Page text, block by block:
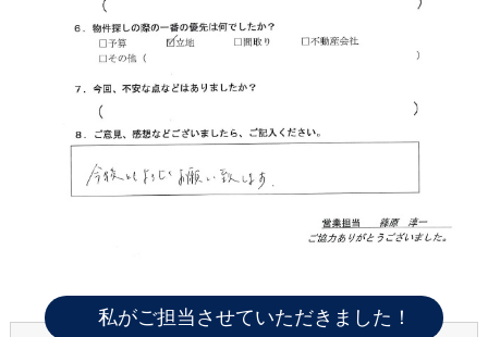
私がご担当させていただきました！